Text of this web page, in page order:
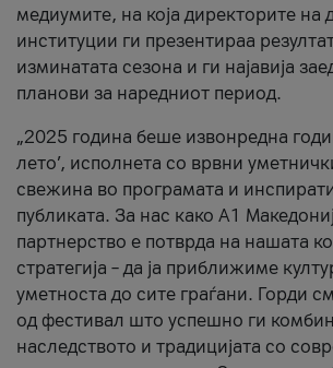
медиумите, на која директорите на
институции ги презентираа
изминатата сезона и ги најавија
планови за наредниот период.
„2025 година беше извонредна
лето’, исполнета со врвни
свежина во програмата и
публиката. За нас како A1
партнерство е потврда на нашата
стратегија – да ја приближиме
уметноста до сите граѓани. Горди
од фестивал што успешно ги
наследството и традицијата со